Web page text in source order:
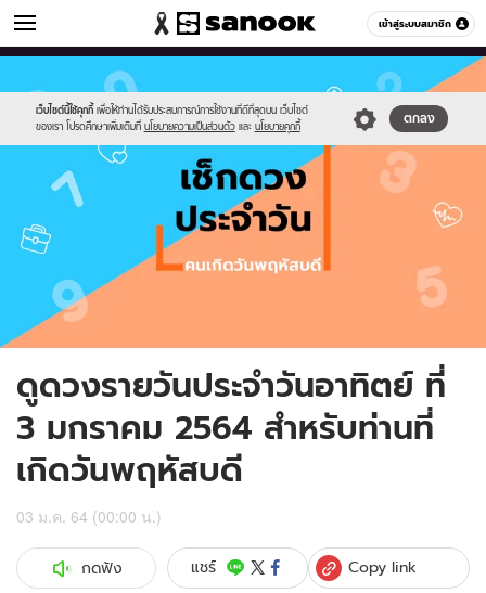
เข้าสู่ระบบสมาชิก
ดูดวง หมวดอื่นๆ
เว็บไซต์นี้ใช้คุกกี้ เพื่อให้ท่านได้รับประสบการณ์การใช้งานที่ดีที่สุดบน เว็บไซต์
ของเรา โปรดศึกษาเพิ่มเติมที่ นโยบายความเป็นส่วนตัว และ นโยบายคุกกี้
ตกลง
//s.isanook.com/sr/0/images/logo-
new-
sanook.png
//s.isanook.com/ho/0/ud/fxd/day/day-
5.png
ดูดวงรายวันประจำวันอาทิตย์ ที่
3 มกราคม 2564 สำหรับท่านที่
เกิดวันพฤหัสบดี
03 ม.ค. 64 (00:00 น.)
กดฟัง แชร์ Copy link